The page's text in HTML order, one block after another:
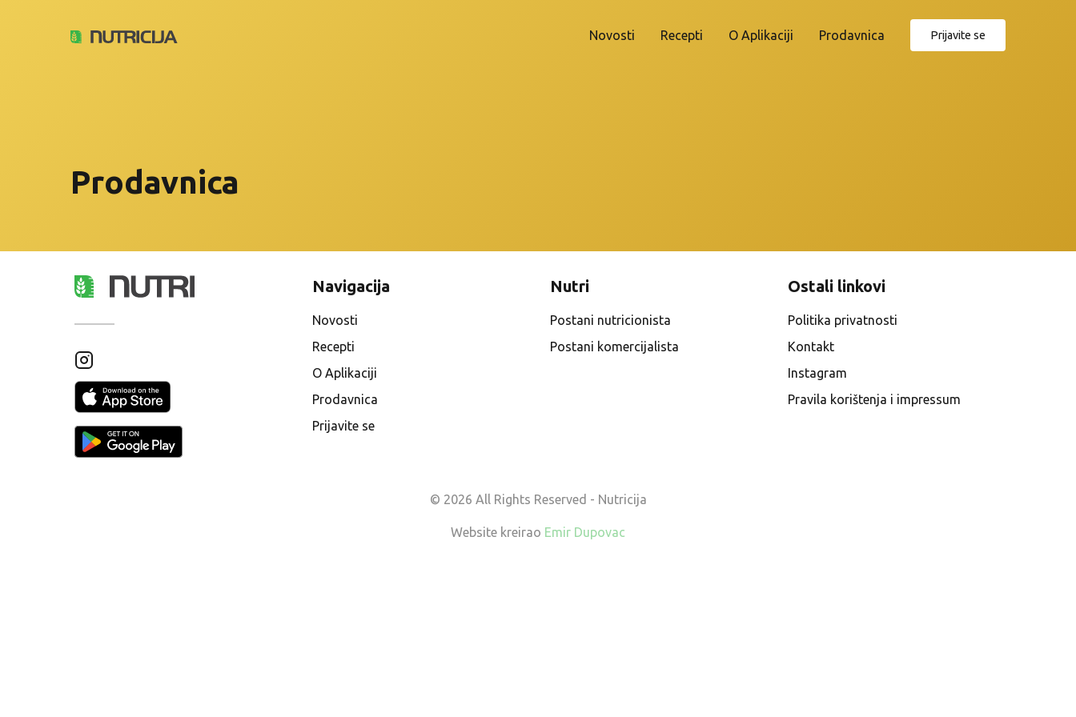
Novosti Recepti O Aplikaciji Prodavnica Prijavite se
Prodavnica
Navigacija
Novosti
Recepti
O Aplikaciji
Prodavnica
Prijavite se
Nutri
Postani nutricionista
Postani komercijalista
Ostali linkovi
Politika privatnosti
Kontakt
Instagram
Pravila korištenja i impressum
© 2026 All Rights Reserved - Nutricija
Website kreirao Emir Dupovac